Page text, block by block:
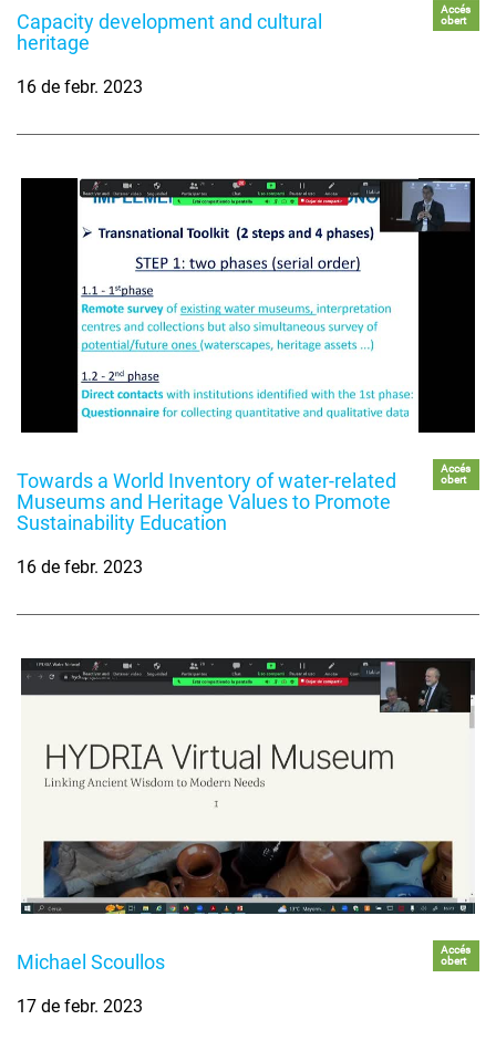
Capacity development and cultural
heritage
Accés
obert
16 de febr. 2023
Towards a World Inventory of water-related
Museums and Heritage Values to Promote
Sustainability Education
Accés
obert
16 de febr. 2023
Michael Scoullos
Accés
obert
17 de febr. 2023